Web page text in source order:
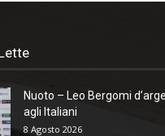
Nuoto – Leo Bergomi
agli Italiani
8 Agosto 2026